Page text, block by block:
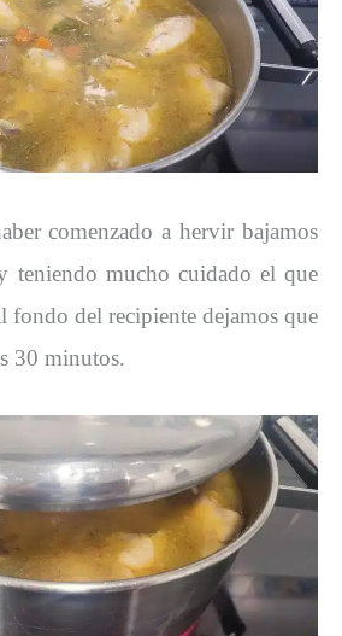
comenzado a hervir bajamos
teniendo mucho cuidado el que
fondo del recipiente dejamos que
30 minutos.